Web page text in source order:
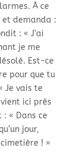
À ce
demanda :
: « J’ai
je me
Est-ce
pour que tu
Je vais te
ici près
« Dans ce
jour,
! »